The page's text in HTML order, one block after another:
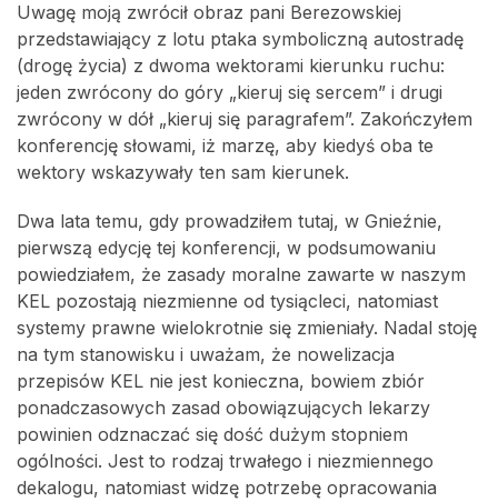
Uwagę moją zwrócił obraz pani Berezowskiej
przedstawiający z lotu ptaka symboliczną autostradę
(drogę życia) z dwoma wektorami kierunku ruchu:
jeden zwrócony do góry „kieruj się sercem” i drugi
zwrócony w dół „kieruj się paragrafem”. Zakończyłem
konferencję słowami, iż marzę, aby kiedyś oba te
wektory wskazywały ten sam kierunek.
Dwa lata temu, gdy prowadziłem tutaj, w Gnieźnie,
pierwszą edycję tej konferencji, w podsumowaniu
powiedziałem, że zasady moralne zawarte w naszym
KEL pozostają niezmienne od tysiącleci, natomiast
systemy prawne wielokrotnie się zmieniały. Nadal stoję
na tym stanowisku i uważam, że nowelizacja
przepisów KEL nie jest konieczna, bowiem zbiór
ponadczasowych zasad obowiązujących lekarzy
powinien odznaczać się dość dużym stopniem
ogólności. Jest to rodzaj trwałego i niezmiennego
dekalogu, natomiast widzę potrzebę opracowania